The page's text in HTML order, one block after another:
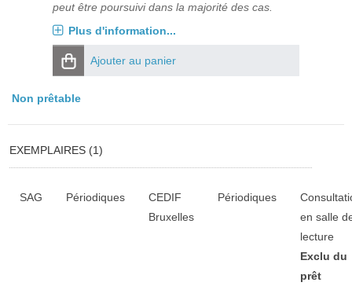
peut être poursuivi dans la majorité des cas.
Plus d'information...
Ajouter au panier
Non prêtable
EXEMPLAIRES (1)
SAG
Périodiques
CEDIF
Bruxelles
Périodiques
en salle
lecture
Exclu du
prêt